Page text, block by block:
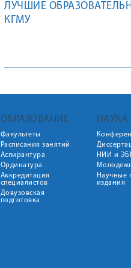
ЛУЧШИЕ
КГМУ
ОБРАЗОВАНИЕ
Факультеты
Расписания занятий
Аспирантура
Ординатура
Аккредитация
специалистов
Довузовская
подготовка
НАУКА
НИИ и
Научные
издания